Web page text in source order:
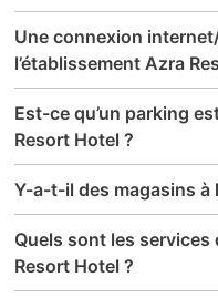
Une connexion
l’établissement Azra
Est-ce qu’un parking
Resort Hotel ?
Y-a-t-il des magasins à
Quels sont les services
Resort Hotel ?